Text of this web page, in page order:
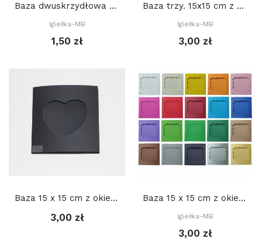
Baza dwuskrzydłowa z przeszyciami 15 x 15 cm
Igiełka-MB
1,50 zł
Baza trzy. 15x15 cm z okienkiem: Kwadrat...
Igiełka-MB
3,00 zł
Baza 15 x 15 cm z okienkiem SERCE 2 9,5 x 7,5...
3,00 zł
Baza 15 x 15 cm z okienkiem: PROSTOKĄT 3. 11,5...
Igiełka-MB
3,00 zł